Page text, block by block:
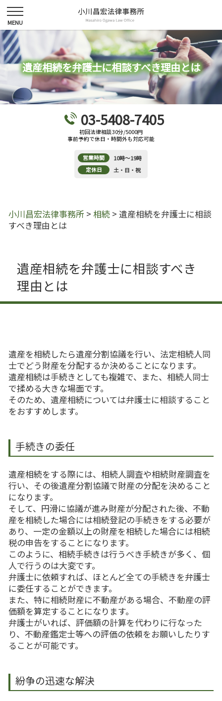
遺産相続を弁護士に相談すべき理由とは
03-5408-7405
初回法律相談30分/5000円
事前予約で休日・時間外も対応可能
営業時間
10時～19時
定休日
土・日・祝
小川昌宏法律事務所 > 相続 > 遺産相続を弁護士に相談
すべき理由とは
遺産相続を弁護士に相談すべき
理由とは
遺産を相続したら遺産分割協議を行い、法定相続人同
士でどう財産を分配するか決めることになります。
遺産相続は手続きとしても複雑で、また、相続人同士
で揉める大きな場面です。
そのため、遺産相続については弁護士に相談すること
をおすすめします。
手続きの委任
遺産相続をする際には、相続人調査や相続財産調査を
行い、その後遺産分割協議で財産の分配を決めること
になります。
そして、円滑に協議が進み財産が分配された後、不動
産を相続した場合には相続登記の手続きをする必要が
あり、一定の金額以上の財産を相続した場合には相続
税の申告をすることになります。
このように、相続手続きは行うべき手続きが多く、個
人で行うのは大変です。
弁護士に依頼すれば、ほとんど全ての手続きを弁護士
に委任することができます。
また、特に相続財産に不動産がある場合、不動産の評
価額を算定することになります。
弁護士がいれば、評価額の計算を代わりに行なった
り、不動産鑑定士等への評価の依頼をお願いしたりす
ることが可能です。
紛争の迅速な解決